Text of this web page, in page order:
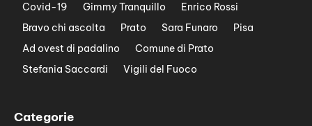
Covid-19
Gimmy Tranquillo
Enrico Rossi
Bravo chi ascolta
Prato Sara Funaro
Pisa
Ad ovest di padalino
Comune di Prato
Stefania Saccardi
Vigili del Fuoco
Categorie